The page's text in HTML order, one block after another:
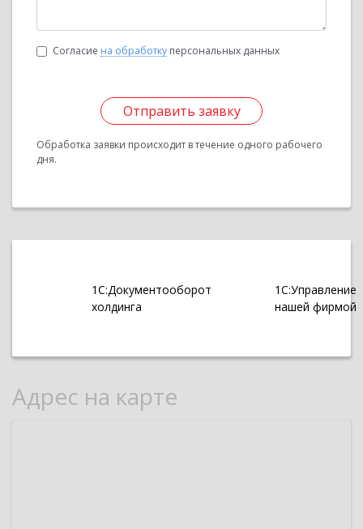
Согласие на обработку персональных данных
Отправить заявку
Обработка заявки происходит в течение одного рабочего
дня.
1С:Документооборот
холдинга
1С:Управление
нашей фирмой
Адрес на карте